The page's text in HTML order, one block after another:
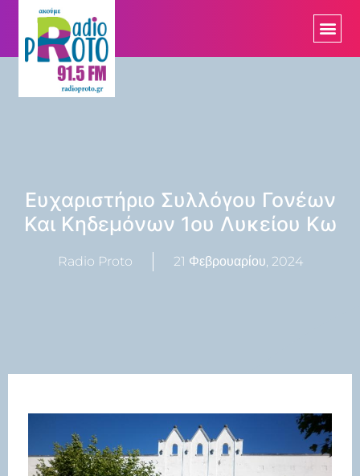
Ευχαριστήριο Συλλόγου Γονέων
Και Κηδεμόνων 1ου Λυκείου Κω
Radio Proto 21 Φεβρουαρίου, 2024